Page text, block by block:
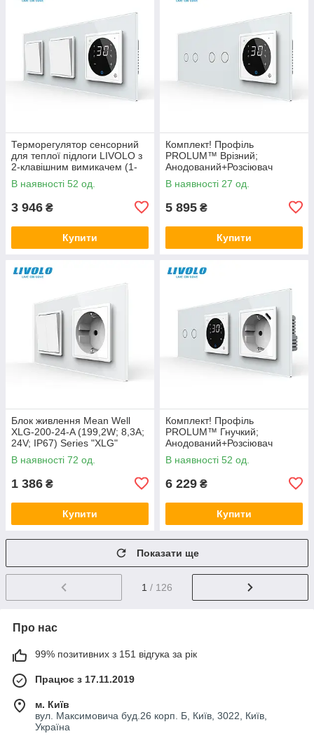
Терморегулятор сенсорний
для теплої підлоги LIVOLO з
2-клавішним вимикачем (1-
1), білий, скляна рамка
В наявності 52 од.
3 946 ₴
Купити
Комплект! Профіль
PROLUM™ Врізний;
Анодований+Розсіювач
матовий плоский LPV-7;
Сірий
В наявності 27 од.
5 895 ₴
Купити
Блок живлення Mean Well
XLG-200-24-A (199,2W; 8,3A;
24V; IP67) Series "XLG"
В наявності 72 од.
1 386 ₴
Купити
Комплект! Профіль
PROLUM™ Гнучкий;
Анодований+Розсіювач
матовий LPF-5; Сірий
В наявності 52 од.
6 229 ₴
Купити
Показати ще
1 / 126
Про нас
99% позитивних з 151 відгука за рік
Працює з 17.11.2019
м. Київ
вул. Максимовича буд.26 корп. Б, Київ, 3022, Київ,
Україна